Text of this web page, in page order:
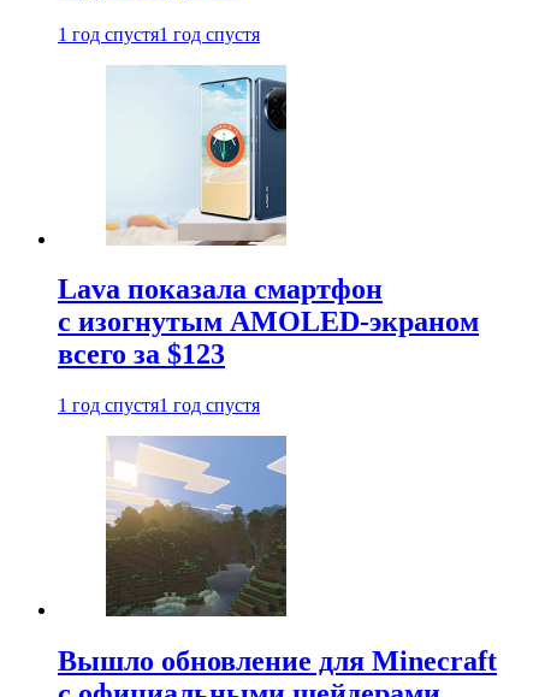
1 год спустя1 год спустя
Lava показала смартфон
с изогнутым AMOLED-экраном
всего за $123
1 год спустя1 год спустя
Вышло обновление для Minecraft